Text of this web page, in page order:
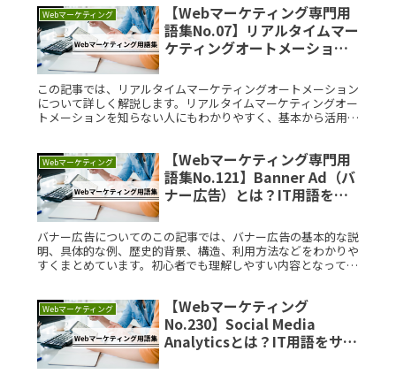
Webマーケティング
【Webマーケティング専門用
語集No.07】リアルタイムマー
ケティングオートメーション
この記事では、リアルタイムマーケティングオートメーション
について詳しく解説します。リアルタイムマーケティングオー
トメーションを知らない人にもわかりやすく、基本から活用方
Webマーケティング
【Webマーケティング専門用
語集No.121】Banner Ad（バ
ナー広告）とは？IT用語をサ
バナー広告についてのこの記事では、バナー広告の基本的な説
明、具体的な例、歴史的背景、構造、利用方法などをわかりや
すくまとめています。初心者でも理解しやすい内容となってい
Webマーケティング
【Webマーケティング
No.230】Social Media
Analyticsとは？IT用語をサク